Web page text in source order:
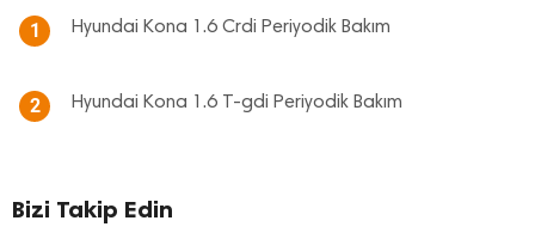
1 Hyundai Kona 1.6 Crdi Periyodik Bakım
2 Hyundai Kona 1.6 T-gdi Periyodik Bakım
Bizi Takip Edin